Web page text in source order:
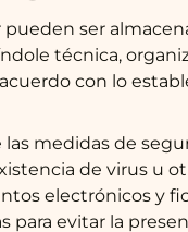
ser
técnica,
con lo
medidas de
de virus u
electrónicos y
evitar la